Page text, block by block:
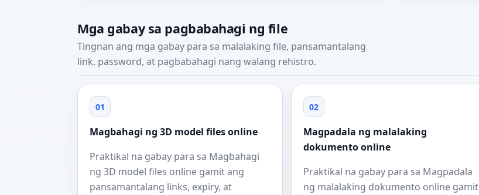
Mga gabay sa pagbabahagi ng file
Tingnan ang mga gabay para sa malalaking file, pansamantalang
link, password, at pagbabahagi nang walang rehistro.
01
Magbahagi ng 3D model files online
Praktikal na gabay para sa Magbahagi
ng 3D model files online gamit ang
pansamantalang links, expiry, at
02
Magpadala ng malalaking
dokumento online
Praktikal na gabay para sa Magpadala
ng malalaking dokumento online gamit